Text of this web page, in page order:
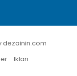
dezainin.com
Iklan